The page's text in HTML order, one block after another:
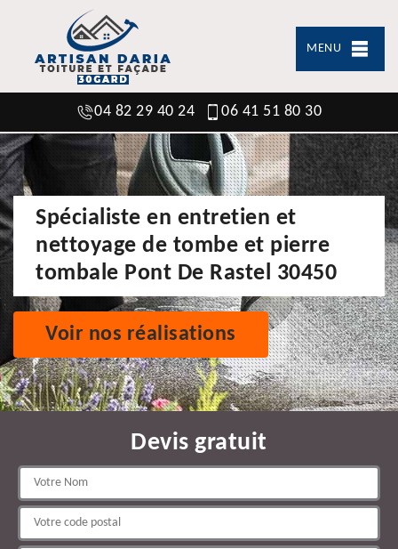
MENU
04 82 29 40 24 06 41 51 80 30
Spécialiste en entretien et
nettoyage de tombe et pierre
tombale Pont De Rastel 30450
Voir nos réalisations
Devis gratuit